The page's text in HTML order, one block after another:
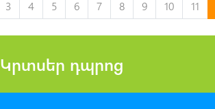
3 4 5 6 7 8 9 10 11
Կրտսեր դպրոց